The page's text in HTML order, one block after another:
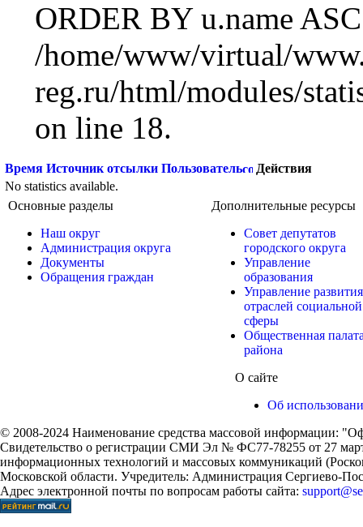
ORDER BY u.name
/home/www/virtual/
reg.ru/html/modules/
on line 18.
Время Источник отсылки Пользователь
Действия
No statistics available.
Основные разделы
Наш округ
Администрация округа
Документы
Обращения граждан
Дополнительные ресурсы
Совет депутатов
городского округа
Управление
образования
Управление развития
отраслей социальной
сферы
Общественная
района
О сайте
Об
© 2008-2024 Наименование средства массовой информации:
Свидетельство о регистрации СМИ Эл № ФС77-78255 от 27
информационных технологий и массовых коммуникаций
Московской области. Учредитель: Администрация Сергиево-
Адрес электронной почты по вопросам работы сайта: